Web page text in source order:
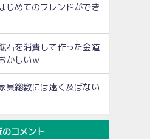
じめてのフレンドができ
石を消費して作った金道
かしいｗ
具総数には遠く及ばない
のコメント